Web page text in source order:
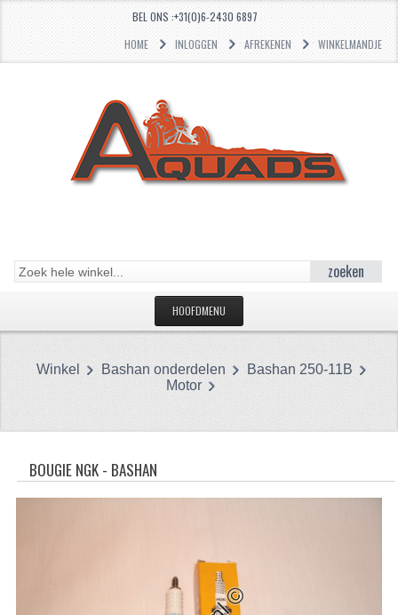
BEL ONS :+31(0)6-2430 6897
HOME
INLOGGEN AFREKENEN WINKELMANDJE
zoeken
HOOFDMENU
CATEGORIEËN
BRANDSTOF SYSTEEM
PAKKINGEN
PLASTIC PARTS
Winkel Bashan onderdelen
Bashan 250-11B
Motor
BOUGIE NGK - BASHAN